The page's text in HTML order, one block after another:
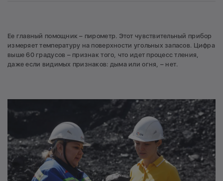
Ее главный помощник – пирометр. Этот чувствительный прибор
измеряет температуру на поверхности угольных запасов. Цифра
выше 60 градусов – признак того, что идет процесс тления,
даже если видимых признаков: дыма или огня, – нет.